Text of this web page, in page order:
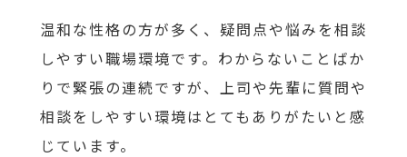
温和な性格の方が多く、疑問点や悩みを相談
しやすい職場環境です。わからないことばか
りで緊張の連続ですが、上司や先輩に質問や
相談をしやすい環境はとてもありがたいと感
じています。